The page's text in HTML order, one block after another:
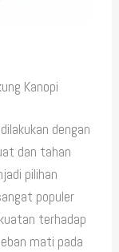
Kanopi
dengan
dan tahan
pilihan
populer
terhadap
mati pada